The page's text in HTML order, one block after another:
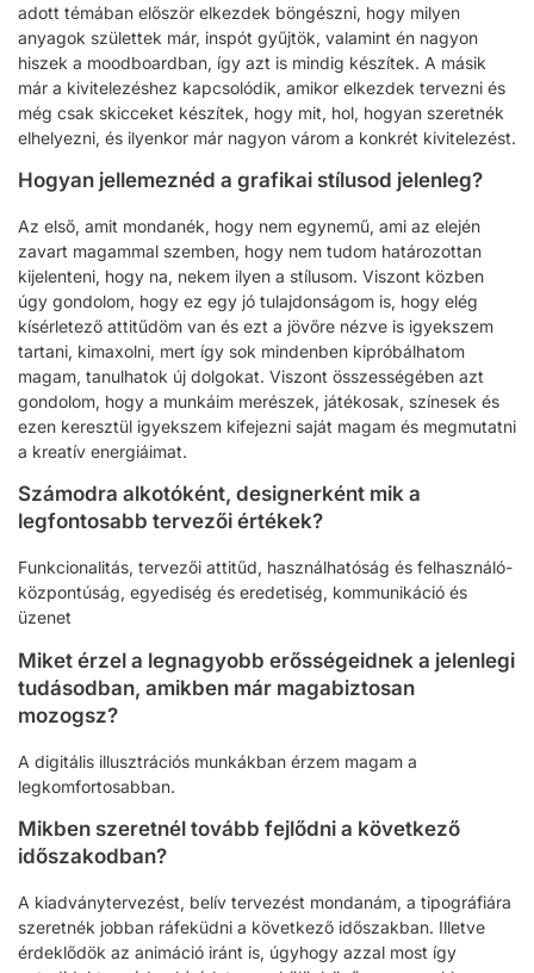
adott témában először elkezdek böngészni, hogy milyen
anyagok születtek már, inspót gyűjtök, valamint én nagyon
hiszek a moodboardban, így azt is mindig készítek. A másik
már a kivitelezéshez kapcsolódik, amikor elkezdek tervezni és
még csak skicceket készítek, hogy mit, hol, hogyan szeretnék
elhelyezni, és ilyenkor már nagyon várom a konkrét kivitelezést.
Hogyan jellemeznéd a grafikai stílusod jelenleg?
Az első, amit mondanék, hogy nem egynemű, ami az elején
zavart magammal szemben, hogy nem tudom határozottan
kijelenteni, hogy na, nekem ilyen a stílusom. Viszont közben
úgy gondolom, hogy ez egy jó tulajdonságom is, hogy elég
kísérletező attitűdöm van és ezt a jövőre nézve is igyekszem
tartani, kimaxolni, mert így sok mindenben kipróbálhatom
magam, tanulhatok új dolgokat. Viszont összességében azt
gondolom, hogy a munkáim merészek, játékosak, színesek és
ezen keresztül igyekszem kifejezni saját magam és megmutatni
a kreatív energiáimat.
Számodra alkotóként, designerként mik a
legfontosabb tervezői értékek?
Funkcionalitás, tervezői attitűd, használhatóság és felhasználó-
központúság, egyediség és eredetiség, kommunikáció és
üzenet
Miket érzel a legnagyobb erősségeidnek a jelenlegi
tudásodban, amikben már magabiztosan
mozogsz?
A digitális illusztrációs munkákban érzem magam a
legkomfortosabban.
Mikben szeretnél tovább fejlődni a következő
időszakodban?
A kiadványtervezést, belív tervezést mondanám, a tipográfiára
szeretnék jobban ráfeküdni a következő időszakban. Illetve
érdeklődök az animáció iránt is, úgyhogy azzal most így